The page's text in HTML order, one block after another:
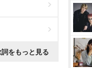
詞をもっと見る